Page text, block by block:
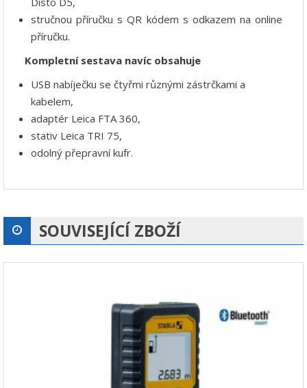
stručnou příručku s QR kódem s odkazem na online
příručku.
Kompletní sestava navíc obsahuje
USB nabíječku se čtyřmi různými zástrčkami a
kabelem,
adaptér Leica FTA 360,
stativ Leica TRI 75,
odolný přepravní kufr.
SOUVISEJÍCÍ ZBOŽÍ